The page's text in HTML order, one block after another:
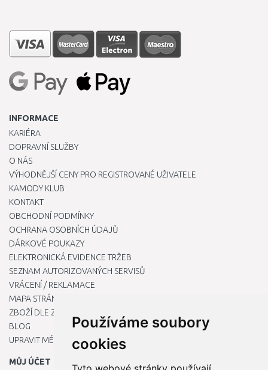
Používáme soubory
cookies
INFORMACE
KARIÉRA
DOPRAVNÍ SLUŽBY
O NÁS
VÝHODNĚJŠÍ CENY PRO REGISTROVANÉ UŽIVATELE
KAMODY KLUB
KONTAKT
OBCHODNÍ PODMÍNKY
OCHRANA OSOBNÍCH ÚDAJŮ
DÁRKOVÉ POUKAZY
ELEKTRONICKÁ EVIDENCE TRŽEB
SEZNAM AUTORIZOVANÝCH SERVISŮ
VRÁCENÍ / REKLAMACE
MAPA STRÁNKY
ZBOŽÍ DLE ZNAČEK
BLOG
UPRAVIT MÉ PŘEDVOLBY COOKIES
MŮJ ÚČET